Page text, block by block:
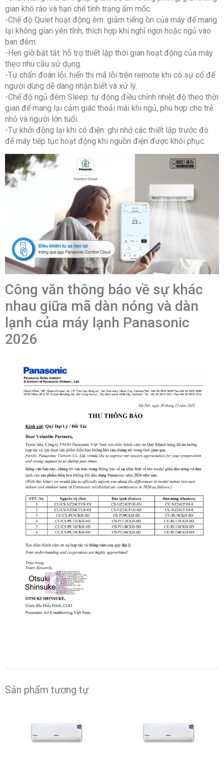
gian khô ráo và hạn chế tình trạng ẩm mốc.
-Chế độ Quiet hoạt động êm: giảm tiếng ồn của máy để mang
lại không gian yên tĩnh, thích hợp khi nghỉ ngơi hoặc ngủ vào
ban đêm.
-Hẹn giờ bật tắt: hỗ trợ thiết lập thời gian hoạt động của máy
theo nhu cầu sử dụng.
-Tự chẩn đoán lỗi: hiển thị mã lỗi trên remote khi có sự cố để
người dùng dễ dàng nhận biết và xử lý.
-Chế độ ngủ đêm Sleep: tự động điều chỉnh nhiệt độ theo thời
gian để mang lại cảm giác thoải mái khi ngủ, phù hợp cho trẻ
nhỏ và người lớn tuổi.
-Tự khởi động lại khi có điện: ghi nhớ các thiết lập trước đó
để máy tiếp tục hoạt động khi nguồn điện được khôi phục.
Công văn thông báo về sự khác
nhau giữa mã dàn nóng và dàn
lạnh của máy lạnh Panasonic
2026
Sản phẩm tương tự